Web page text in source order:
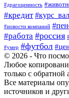
#драгоценность
#кредит
#новости компаний
#работа #россия
#умер #футбол
© 2026 - Что
Любое
только с обратной
Все материалы
источников и